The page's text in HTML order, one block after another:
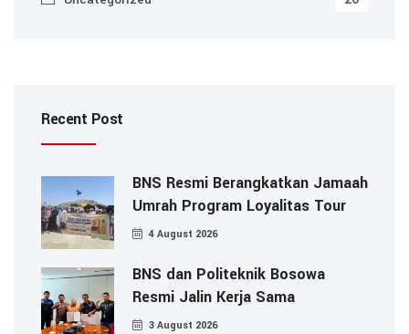
Recent Post
BNS Resmi Berangkatkan Jamaah
Umrah Program Loyalitas Tour
4 August 2026
BNS dan Politeknik Bosowa
Resmi Jalin Kerja Sama
3 August 2026